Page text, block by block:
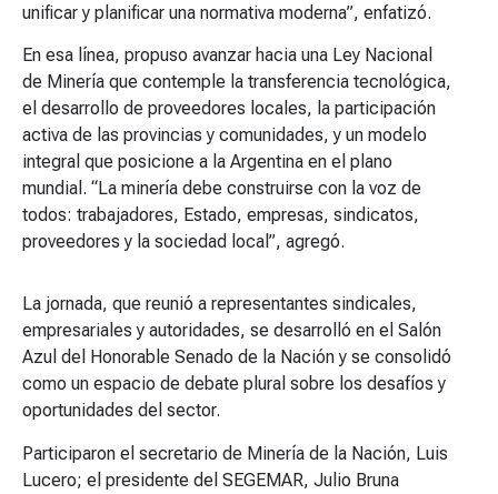
unificar y planificar una normativa moderna”, enfatizó.
En esa línea, propuso avanzar hacia una Ley Nacional
de Minería que contemple la transferencia tecnológica,
el desarrollo de proveedores locales, la participación
activa de las provincias y comunidades, y un modelo
integral que posicione a la Argentina en el plano
mundial. “La minería debe construirse con la voz de
todos: trabajadores, Estado, empresas, sindicatos,
proveedores y la sociedad local”, agregó.
La jornada, que reunió a representantes sindicales,
empresariales y autoridades, se desarrolló en el Salón
Azul del Honorable Senado de la Nación y se consolidó
como un espacio de debate plural sobre los desafíos y
oportunidades del sector.
Participaron el secretario de Minería de la Nación, Luis
Lucero; el presidente del SEGEMAR, Julio Bruna